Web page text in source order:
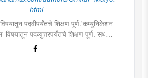
html
पदवीपर्यंतचे शिक्षण पूर्ण.'कम्युनिकेशन
विषयातून पदव्युत्तरपर्यंतचे शिक्षण पूर्ण. सध्या
वेब उपसंपादक म्हणून कार्यरत. लिखाण,
इ.ची आवड.लिवोग्राफी भाषाशैलीत